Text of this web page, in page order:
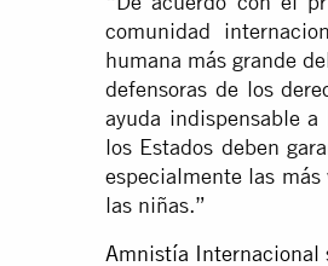
comunidad
humana más grande
defensoras de los
ayuda indispensable a
los Estados deben
especialmente las
las niñas.”
Amnistía Internacional